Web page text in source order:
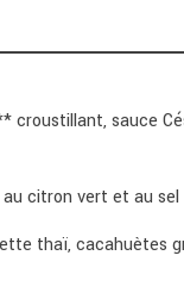
sauce
citron vert et au
thaï, cacahuètes